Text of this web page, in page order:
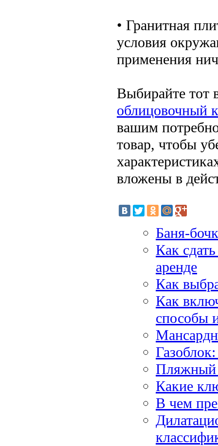
• Гранитная
условия
применения
Выбирайте тот
облицовочный
вашим
товар, чтобы
вложены в
Баня-
Как
аренде
Как
Как
способы
Пляжный
Какие
В чем